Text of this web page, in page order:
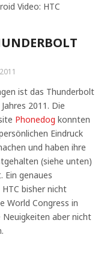
Video: HTC
ist das Thunderbolt
2011. Die
Phonedog konnten
Eindruck
und haben ihre
(siehe unten)
Ein genaues
bisher nicht
World Congress in
aber nicht